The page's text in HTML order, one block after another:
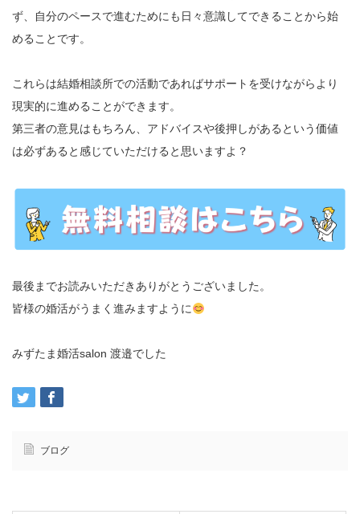
ず、自分のペースで進むためにも日々意識してできることから始
めることです。
これらは結婚相談所での活動であればサポートを受けながらより
現実的に進めることができます。
第三者の意見はもちろん、アドバイスや後押しがあるという価値
は必ずあると感じていただけると思いますよ？
最後までお読みいただきありがとうございました。
皆様の婚活がうまく進みますように
みずたま婚活salon 渡邉でした
ブログ